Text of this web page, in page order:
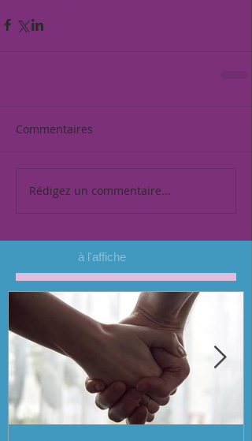
Commentaires
Rédigez un commentaire...
à l'affiche